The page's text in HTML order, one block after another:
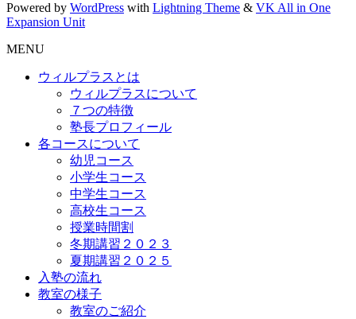
Powered by WordPress with Lightning Theme & VK All in One
Expansion Unit
MENU
ウィルプラスとは
ウィルプラスについて
７つの特徴
塾長プロフィール
各コースについて
幼児コース
小学生コース
中学生コース
高校生コース
授業時間割
冬期講習２０２３
夏期講習２０２５
入塾の流れ
教室の様子
教室のご紹介